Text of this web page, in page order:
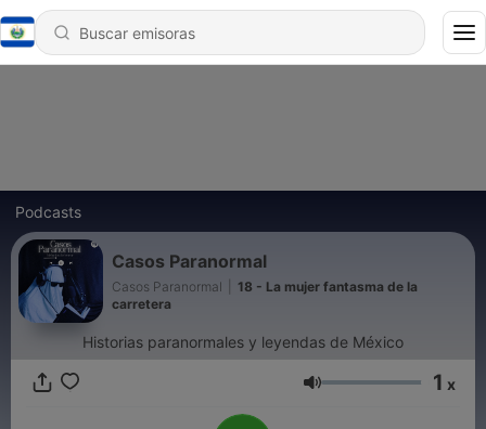
Podcasts
Casos Paranormal
Casos Paranormal
18 - La mujer fantasma de la
carretera
Historias paranormales y leyendas de México
Volumen 1 x